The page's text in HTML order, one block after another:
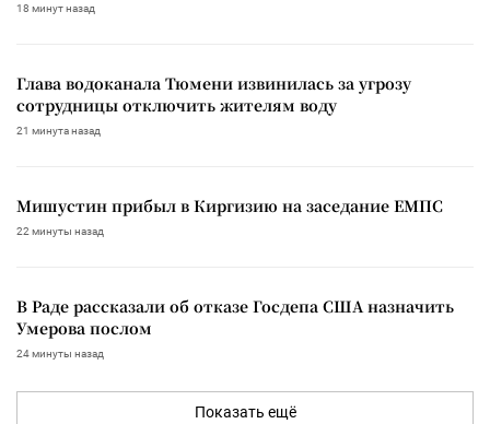
18 минут назад
Глава водоканала Тюмени извинилась за угрозу
сотрудницы отключить жителям воду
21 минута назад
Мишустин прибыл в Киргизию на заседание ЕМПС
22 минуты назад
В Раде рассказали об отказе Госдепа США назначить
Умерова послом
24 минуты назад
Показать ещё